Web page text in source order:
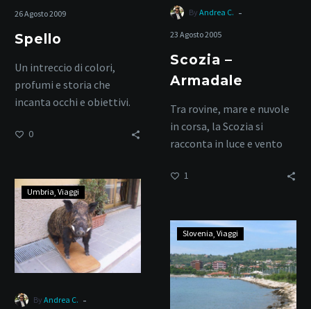
26 Agosto 2009
Spello
Un intreccio di colori,
profumi e storia che
incanta occhi e obiettivi.
0
By Andrea C. -
23 Agosto 2005
Scozia –
Armadale
Tra rovine, mare e nuvole
in corsa, la Scozia si
racconta in luce e vento
1
Norcia
Umbria Viaggi
By Andrea C. -
Portorose
Slovenia Viaggi